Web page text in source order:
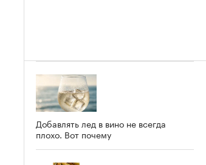
Добавлять лед в вино не всегда
плохо. Вот почему